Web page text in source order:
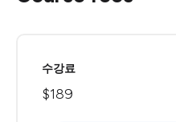
수강료
$189